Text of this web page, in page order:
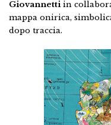
Giovannettiin
mappa onirica,
dopo traccia.